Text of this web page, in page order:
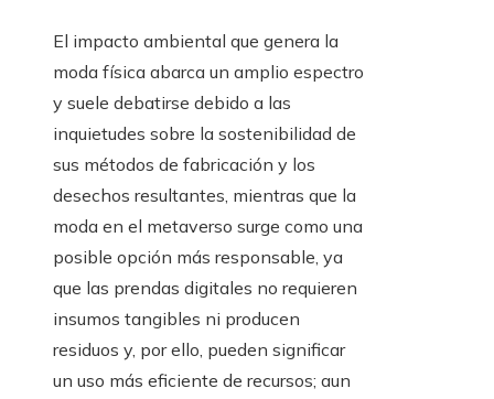
El impacto ambiental que genera la
moda física abarca un amplio espectro
y suele debatirse debido a las
inquietudes sobre la sostenibilidad de
sus métodos de fabricación y los
desechos resultantes, mientras que la
moda en el metaverso surge como una
posible opción más responsable, ya
que las prendas digitales no requieren
insumos tangibles ni producen
residuos y, por ello, pueden significar
un uso más eficiente de recursos; aun